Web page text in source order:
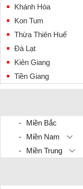
Khánh Hòa
Kon Tum
Thừa Thiên Huế
Đà Lạt
Kiên Giang
Tiền Giang
Miền Bắc
Miền Nam
Miền Trung